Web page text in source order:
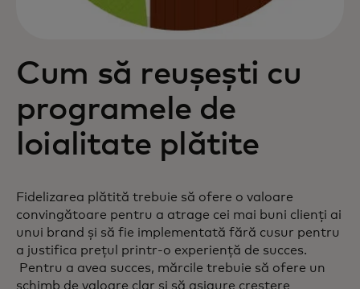
Cum să reușești cu
programele de
loialitate plătite
Fidelizarea plătită trebuie să ofere o valoare
convingătoare pentru a atrage cei mai buni clienți ai
unui brand și să fie implementată fără cusur pentru
a justifica prețul printr-o experiență de succes.
Pentru a avea succes, mărcile trebuie să ofere un
schimb de valoare clar și să asigure creștere